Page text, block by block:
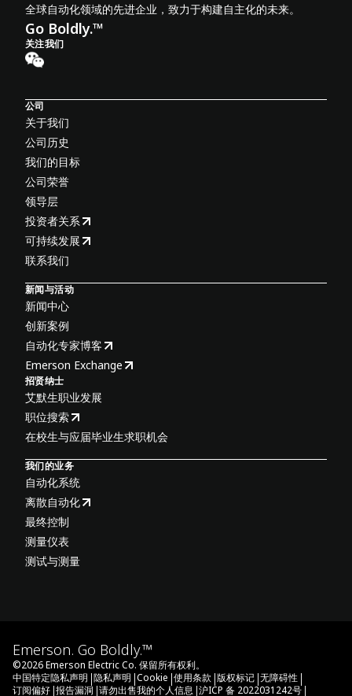
全球自动化领域的先进企业，致力于构建自主化的未来。
Go Boldly.™
关注我们
公司
关于我们
公司历史
我们的目标
公司荣誉
领导层
投资者关系
可持续发展
联系我们
新闻与活动
新闻中心
创新案例
自动化专家博客
Emerson Exchange
招贤纳士
艾默生职业发展
职位搜索
在校生与应届毕业生求职机会
我们的业务
自动化系统
离散自动化
最终控制
测量仪表
测试与测量
Emerson. Go Boldly.™
©2026Emerson Electric Co. 保留所有权利。
中国特定隐私声明 |隐私声明 |Cookie |使用条款 |版权标记 |无障碍性 |
订阅偏好 |报告漏洞 |请勿出售我的个人信息 |沪ICP 备 2022031242号 |